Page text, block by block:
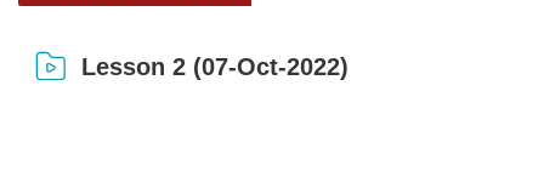
Lesson 2 (07-Oct-2022)